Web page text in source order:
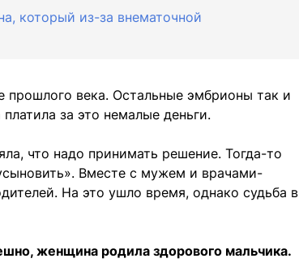
который из-за внематочной
века. Остальные эмбрионы так и
за это немалые деньги.
что надо принимать решение. Тогда-то
Вместе с мужем и врачами-
На это ушло время, однако судьба в
женщина родила здорового мальчика.